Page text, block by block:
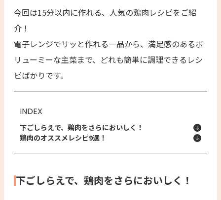
今回は15分以内に作れる、人気の鶏肉レシピをご紹
介！
電子レンジでサッと作れる一品から、満足感のあるボ
リューミーな主菜まで、どれも簡単に調理できるレシ
ピばかりです。
INDEX
下ごしらえで、鶏肉をさらにおいしく！
鶏肉のオススメレシピ9選！
下ごしらえで、鶏肉をさらにおいしく！